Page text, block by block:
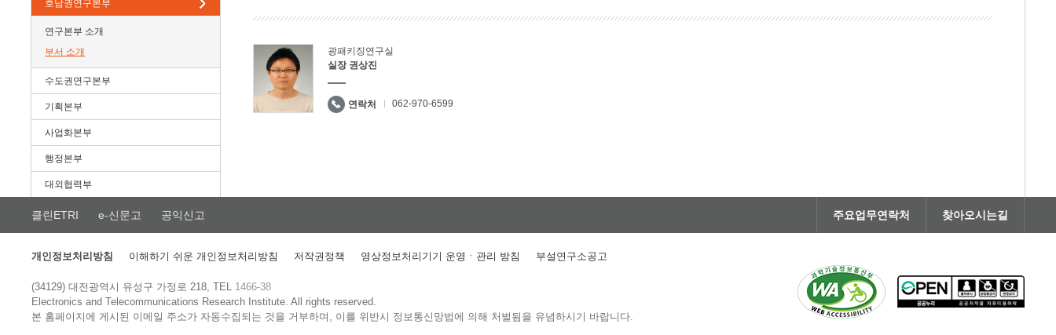
호남권연구본부
연구본부 소개
부서 소개
수도권연구본부
기획본부
사업화본부
행정본부
대외협력부
광패키징연구실
실장 권상진
연락처 062-970-6599
클린ETRI e-신문고 공익신고 주요업무연락처 찾아오시는길
개인정보처리방침 이해하기 쉬운 개인정보처리방침 저작권정책 영상정보처리기기 운영ㆍ관리 방침 부설연구소공고
(34129) 대전광역시 유성구 가정로 218, TEL 1466-38
Electronics and Telecommunications Research Institute.All rights reserved.
본 홈페이지에 게시된 이메일 주소가 자동수집되는 것을 거부하며, 이를 위반시 정보통신망법에 의해 처벌됨을 유념하시기 바랍니다.